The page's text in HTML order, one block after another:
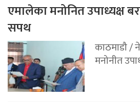
एमालेका मनोनित उपाध्यक्ष
सपथ
काठमाडौ /
मनोनीत